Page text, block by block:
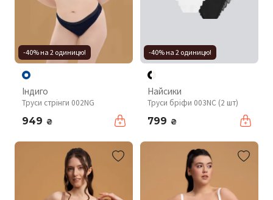
-40% на 2 одиницю!
Індиго
Труси стрінги 002NG
949 ₴
-40% на 2 одиницю!
Найсики
Труси бріфи 003NC (2 шт)
799 ₴